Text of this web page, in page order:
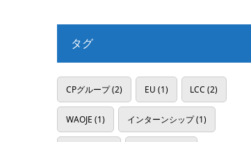
タグ
CPグループ(2) EU (1) LCC (2)
WAOJE (1) インターンシップ(1)